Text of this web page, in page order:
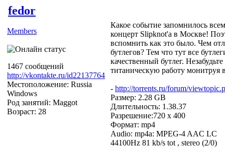
fedor
Members
1467 сообщений
http://vkontakte.ru/id22137764
Местоположение: Russia
Windows
Род занятий: Maggot
Возраст: 28
Какое событие запомнилось
концерт Slipknot'a в Москве!
вспомнить как это было. Чем
бутлегов? Тем что тут все
качественный бутлег.
титаническую работу монитруя
- http://torrents.ru/forum/
Размер: 2.28 GB
Длительность: 1.38.37
Разрешение:720 x 400
Формат: mp4
Audio: mp4a: MPEG-4 AAC LC
44100Hz 81 kb/s tot , stereo (2/0)